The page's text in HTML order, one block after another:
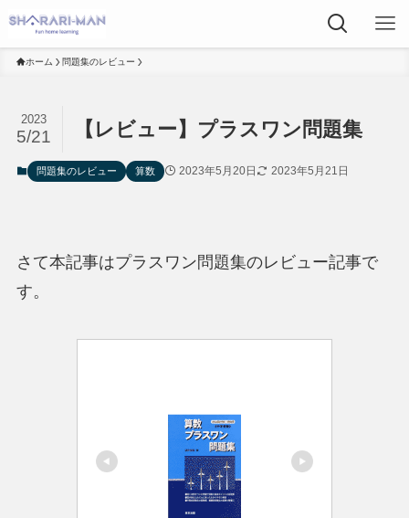
ホーム 問題集のレビュー
【レビュー】プラスワン問題集
2023
5/21
問題集のレビュー 算数 2023年5月20日 2023年5月21日
さて本記事はプラスワン問題集のレビュー記事で
す。